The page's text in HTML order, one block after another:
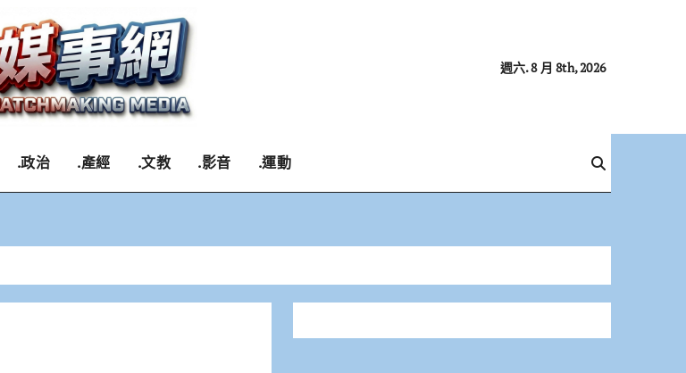
週六. 8 月 8th, 2026
.政治 .產經 .文教 .影音 .運動